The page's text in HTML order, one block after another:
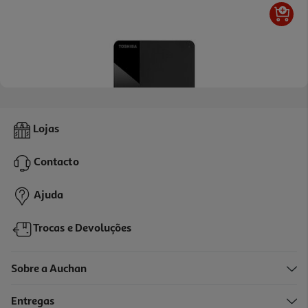
Disco Externo Toshiba Canvio Ready Hdtp320ek3aa 2tb 2.5"
129,99 €
Lojas
Contacto
Ajuda
Trocas e Devoluções
Sobre a Auchan
Entregas